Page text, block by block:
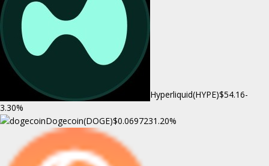
Hyperliquid(HYPE)$54.16-
3.30%
Dogecoin(DOGE)$0.0697231.20%